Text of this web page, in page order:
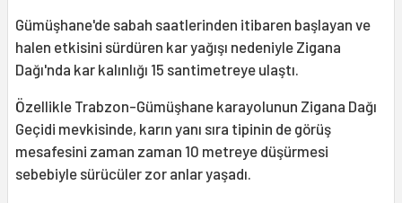
Gümüşhane'de sabah saatlerinden itibaren başlayan ve
halen etkisini sürdüren kar yağışı nedeniyle Zigana
Dağı'nda kar kalınlığı 15 santimetreye ulaştı.
Özellikle Trabzon-Gümüşhane karayolunun Zigana Dağı
Geçidi mevkisinde, karın yanı sıra tipinin de görüş
mesafesini zaman zaman 10 metreye düşürmesi
sebebiyle sürücüler zor anlar yaşadı.